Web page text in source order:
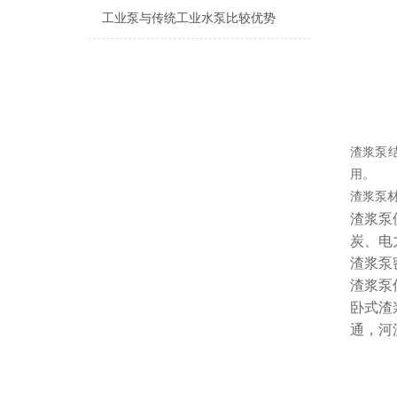
工业泵与传统工业水泵比较优势
渣浆泵
用。
渣浆泵
渣浆泵
炭、电
渣浆泵
渣浆泵
卧式
通，河